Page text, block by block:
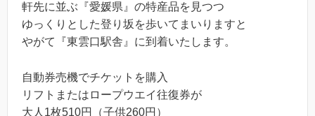
軒先に並ぶ『愛媛県』の特産品を見つつ
ゆっくりとした登り坂を歩いてまいりますと
やがて『東雲口駅舎』に到着いたします。
自動券売機でチケットを購入
リフトまたはロープウエイ往復券が
大人1枚510円（子供260円）